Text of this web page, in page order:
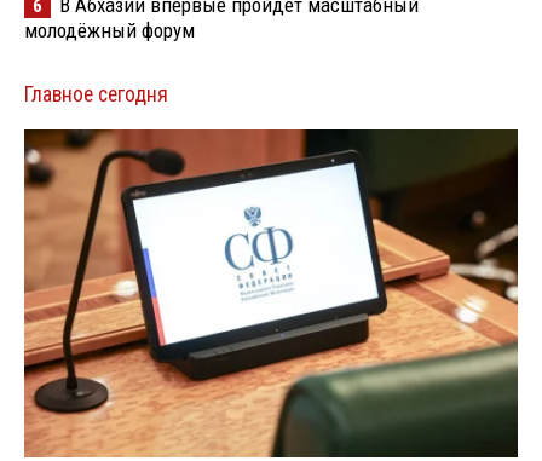
6
молодёжный форум
Главное сегодня